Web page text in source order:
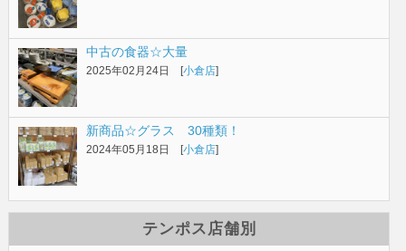
中古の食器☆大量
2025年02月24日 [小倉店]
新商品☆グラス 30種類！
2024年05月18日 [小倉店]
テンポス店舗別